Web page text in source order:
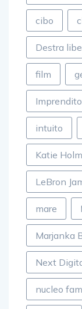
cibo
Destra
film
intuito
Katie
LeBron
mare
Marjanka
Next
nucleo